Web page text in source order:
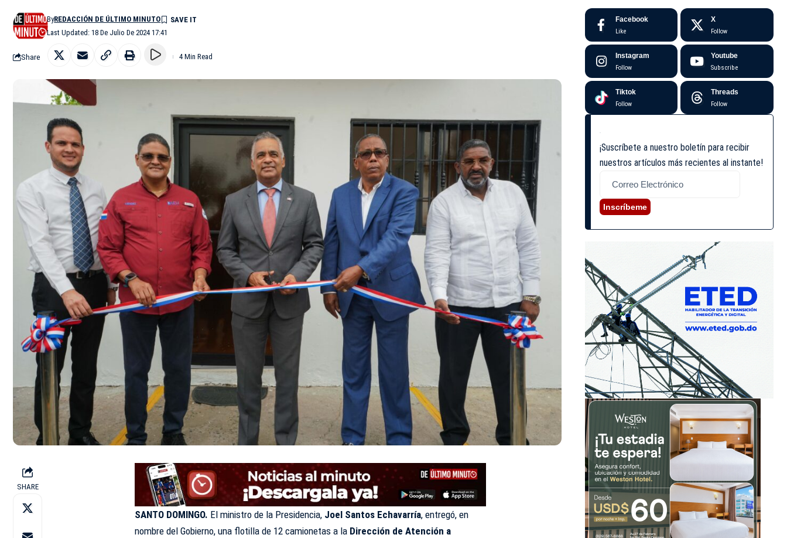
Last Updated: 18 De Julio De 2024 17:41
ByREDACCIÓN DE ÚLTIMO MINUTO
Share 4 Min Read
SHARE
SANTO DOMINGO. El ministro de la Presidencia, Joel Santos Echavarría, entregó, en
nombre del Gobierno, una flotilla de 12 camionetas a la Dirección de Atención a
Facebook
Like
X
Follow
Instagram
Follow
Youtube
Subscribe
Tiktok
Follow
Threads
Follow
¡Suscríbete a nuestro boletín para recibir
nuestros artículos más recientes al instante!
Inscríbeme